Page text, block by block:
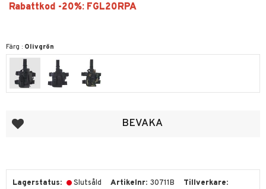
Färg : Olivgrön
Lägg till i favoriter BEVAKA
Lagerstatus Slutsåld Artikelnr 30711B
Tillverkare